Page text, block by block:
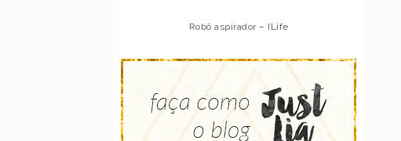
Robô aspirador – ILife